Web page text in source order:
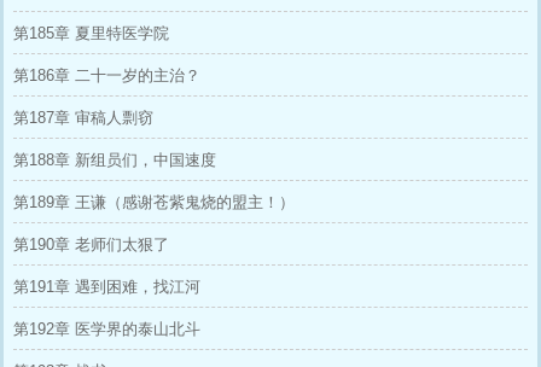
第185章 夏里特医学院
第186章 二十一岁的主治？
第187章 审稿人剽窃
第188章 新组员们，中国速度
第189章 王谦（感谢苍紫鬼烧的盟主！）
第190章 老师们太狠了
第191章 遇到困难，找江河
第192章 医学界的泰山北斗